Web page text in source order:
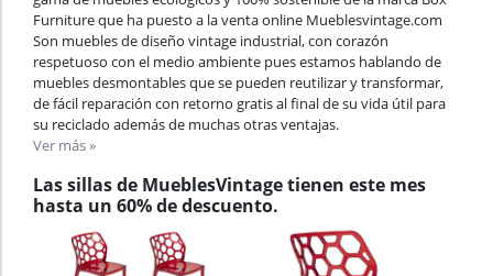
Furniture que ha puesto a la venta online Mueblesvintage.com
Son muebles de diseño vintage industrial, con corazón
respetuoso con el medio ambiente pues estamos hablando de
muebles desmontables que se pueden reutilizar y transformar,
de fácil reparación con retorno gratis al final de su vida útil para
su reciclado además de muchas otras ventajas.
Ver más »
Las sillas de MueblesVintage tienen este mes
hasta un 60% de descuento.